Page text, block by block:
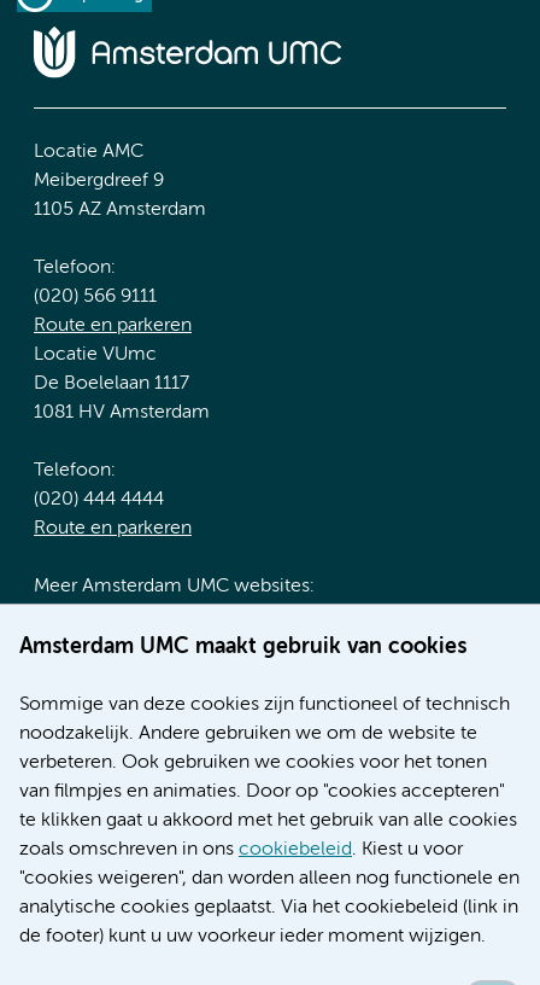
Amsterdam UMC maakt gebruik van cookies
Sommige van deze cookies zijn functioneel of technisch
noodzakelijk. Andere gebruiken we om de website te
verbeteren. Ook gebruiken we cookies voor het tonen
van filmpjes en animaties. Door op "cookies accepteren"
te klikken gaat u akkoord met het gebruik van alle cookies
zoals omschreven in ons cookiebeleid. Kiest u voor
"cookies weigeren", dan worden alleen nog functionele en
analytische cookies geplaatst. Via het cookiebeleid (link in
de footer) kunt u uw voorkeur ieder moment wijzigen.
Locatie AMC
Meibergdreef 9
1105 AZ Amsterdam
Telefoon:
(020) 566 9111
Route en parkeren
Locatie VUmc
De Boelelaan 1117
1081 HV Amsterdam
Telefoon:
(020) 444 4444
Route en parkeren
Meer Amsterdam UMC websites:
Werken bij Amsterdam UMC
Nieuws
Research
Educatie locatie AMC
Educatie locatie VUmc
Verwijzen & diagnostiek